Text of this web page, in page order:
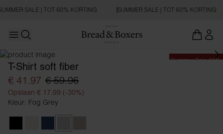
SALE | TOT 60% KORTING SUMMER SALE | TOT 60% KORTING
Open main menu
Summer Sale 60%
T-Shirt soft fiber
€ 41.97 € 59.96
Opslaan € 17.99 (-30%)
Kleur: Fog Grey